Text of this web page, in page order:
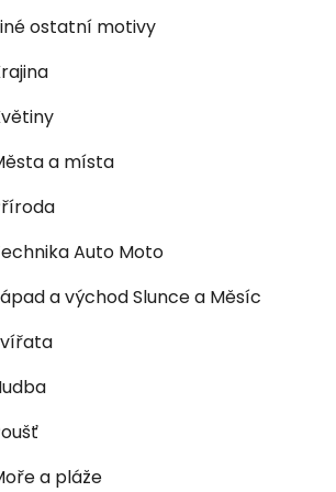
ostatní motivy
a místa
Auto Moto
a východ Slunce a Měsíc
a pláže